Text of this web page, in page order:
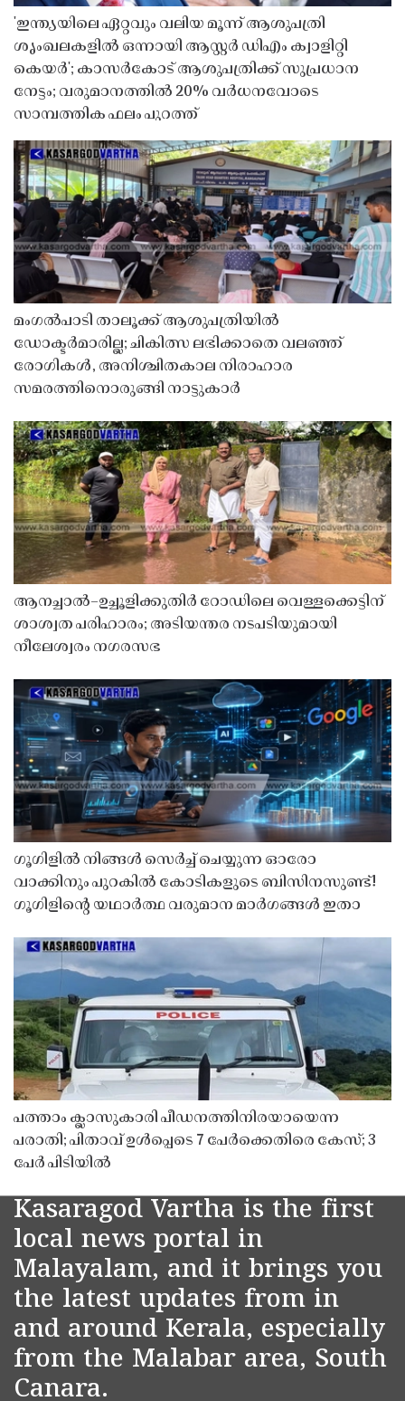
'ഇന്ത്യയിലെ ഏറ്റവും വലിയ മൂന്ന് ആശുപത്രി
ശൃംഖലകളിൽ ഒന്നായി ആസ്റ്റർ ഡിഎം ക്വാളിറ്റി
കെയർ'; കാസർകോട് ആശുപത്രിക്ക് സുപ്രധാന
നേട്ടം; വരുമാനത്തിൽ 20% വർധനവോടെ
സാമ്പത്തിക ഫലം പുറത്ത്
മംഗൽപാടി താലൂക്ക് ആശുപത്രിയിൽ
ഡോക്ടർമാരില്ല; ചികിത്സ ലഭിക്കാതെ വലഞ്ഞ്
രോഗികൾ, അനിശ്ചിതകാല നിരാഹാര
സമരത്തിനൊരുങ്ങി നാട്ടുകാർ
ആനച്ചാൽ–ഉച്ചൂളിക്കുതിർ റോഡിലെ വെള്ളക്കെട്ടിന്
ശാശ്വത പരിഹാരം; അടിയന്തര നടപടിയുമായി
നീലേശ്വരം നഗരസഭ
ഗൂഗിളിൽ നിങ്ങൾ സെർച്ച് ചെയ്യുന്ന ഓരോ
വാക്കിനും പുറകിൽ കോടികളുടെ ബിസിനസുണ്ട്!
ഗൂഗിളിന്റെ യഥാർത്ഥ വരുമാന മാർഗങ്ങൾ ഇതാ
പത്താം ക്ലാസുകാരി പീഡനത്തിനിരയായെന്ന
പരാതി; പിതാവ് ഉൾപ്പെടെ 7 പേർക്കെതിരെ കേസ്; 3
പേർ പിടിയിൽ
Kasaragod Vartha is the first
local news portal in
Malayalam, and it brings you
the latest updates from in
and around Kerala, especially
from the Malabar area, South
Canara.